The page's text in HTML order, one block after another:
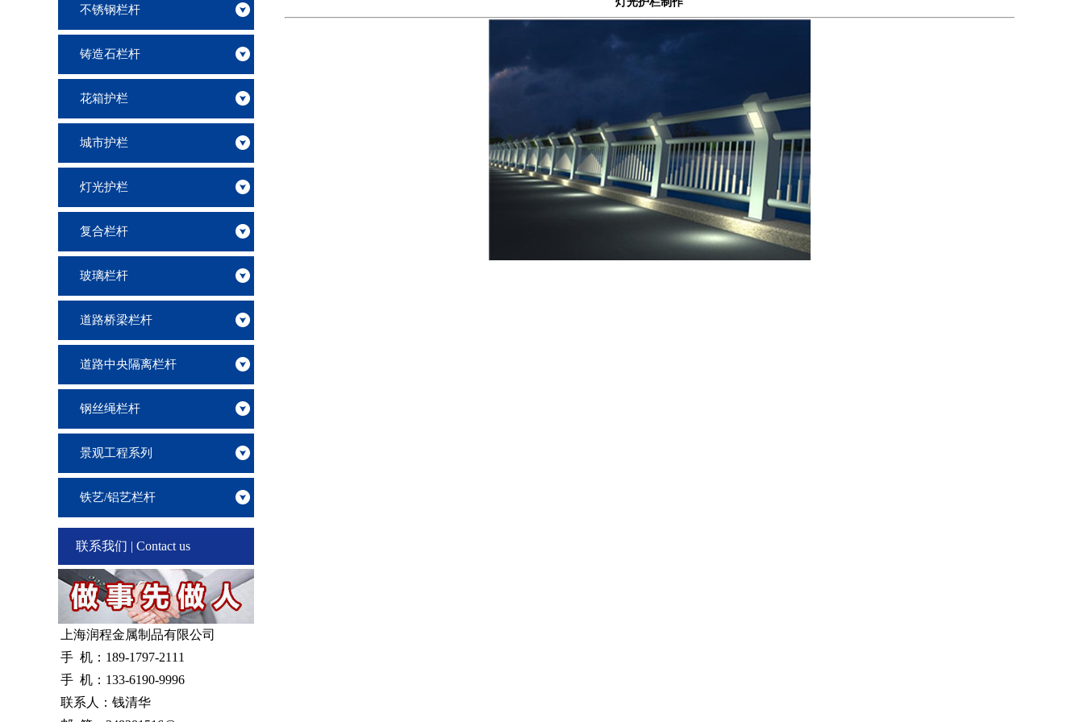
不锈钢栏杆
铸造石栏杆
花箱护栏
城市护栏
灯光护栏
复合栏杆
玻璃栏杆
道路桥梁栏杆
道路中央隔离栏杆
钢丝绳栏杆
景观工程系列
铁艺/铝艺栏杆
联系我们 | Contact us
上海润程金属制品有限公司
手 机：189-1797-2111
手 机：133-6190-9996
联系人：钱清华